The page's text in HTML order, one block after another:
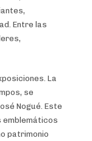
Entre las
La
se
Nogué. Este
patrimonio